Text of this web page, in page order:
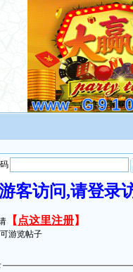
游客访问,请登
【 点这里注册】
游览帖子